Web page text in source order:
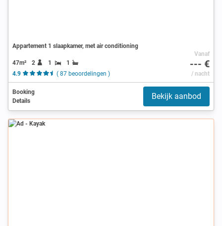
Appartement 1 slaapkamer, met air conditioning
47m² 2 1
1
4.9
( 87 beoordelingen )
Vanaf
--- €
/ nacht
Booking
Details
Bekijk aanbod
Ad